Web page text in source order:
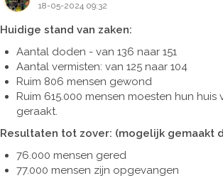
18-05-2024 09:32
Huidige stand van zaken:
Aantal doden - van 136 naar 151
Aantal vermisten: van 125 naar 104
Ruim 806 mensen gewond
Ruim 615.000 mensen moesten hun
geraakt.
Resultaten tot zover: (mogelijk gemaakt
76.000 mensen gered
77.000 mensen zijn opgevangen